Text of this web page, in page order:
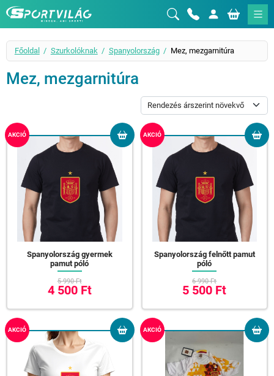
Sportvilág
Főoldal Szurkolóknak Spanyolország Mez, mezgarnitúra
Mez, mezgarnitúra
AKCIÓ
Spanyolország gyermek
pamut póló
5 990 Ft
4 500 Ft
AKCIÓ
Spanyolország felnőtt pamut
póló
6 990 Ft
5 500 Ft
AKCIÓ AKCIÓ